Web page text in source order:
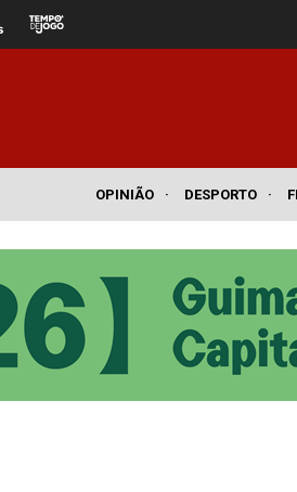
OPINIÃO · DESPORTO ·